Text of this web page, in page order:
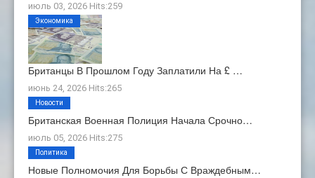
июль 03, 2026 Hits:259
Британцы В Прошлом Году Заплатили На £ …
июнь 24, 2026 Hits:265
Экономика
Британская Военная Полиция Начала Срочно…
июль 05, 2026 Hits:275
Новости
Новые Полномочия Для Борьбы С Враждебным…
Политика